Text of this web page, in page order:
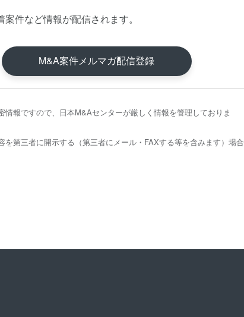
件など情報が配信されます。
M&A案件メルマガ配信登録
報ですので、日本M&Aセンターが厳しく情報を管理しておりま
第三者に開示する（第三者にメール・FAXする等を含みます）場合